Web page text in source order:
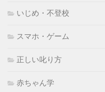
いじめ・不登校
スマホ・ゲーム
正しい叱り方
赤ちゃん学